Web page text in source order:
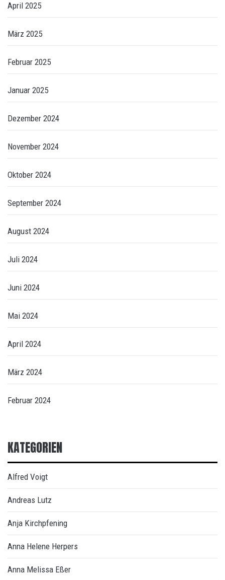
April 2025
März 2025
Februar 2025
Januar 2025
Dezember 2024
November 2024
Oktober 2024
September 2024
August 2024
Juli 2024
Juni 2024
Mai 2024
April 2024
März 2024
Februar 2024
KATEGORIEN
Alfred Voigt
Andreas Lutz
Anja Kirchpfening
Anna Helene Herpers
Anna Melissa Eßer